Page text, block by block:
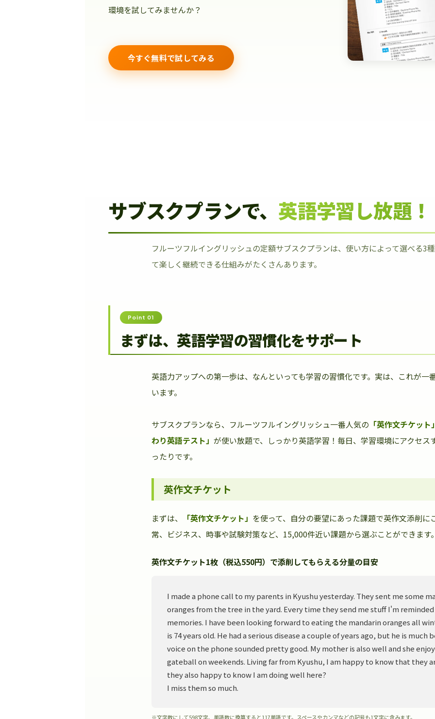
環境を試してみませんか？
今すぐ無料で試してみる
サブスクプランで、 英語学習し放題！
フルーツフルイングリッシュの定額サブスクプランは、使い方によって選べる3
て楽しく継続できる仕組みがたくさんあります。
Point 01
まずは、英語学習の習慣化をサポート
英語力アップへの第一歩は、なんといっても学習の習慣化です。実は、これが一
います。
サブスクプランなら、フルーツフルイングリッシュ一番人気の 「英作文チケット
わり英語テスト」 が使い放題で、しっかり英語学習！毎日、学習環境にアクセス
ったりです。
英作文チケット
まずは、 「英作文チケット」 を使って、自分の要望にあった課題で英作文添削に
常、ビジネス、時事や試験対策など、15,000件近い課題から選ぶことができます
英作文チケット1枚（税込550円）で添削してもらえる分量の目安
I made a phone call to my parents in Kyushu yesterday. They sent me some
oranges from the tree in the yard. Every time they send me stuff I'm
memories. I have been looking forward to eating the mandarin oranges all
is 74 years old. He had a serious disease a couple of years ago, but he is much
voice on the phone sounded pretty good. My mother is also well and she
gateball on weekends. Living far from Kyushu, I am happy to know that they
they also happy to know I am doing well here?
I miss them so much.
※文字数にして598文字、単語数に換算すると117単語です。スペースやカンマなどの記号も1文字に含みます。